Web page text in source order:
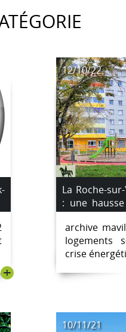
+
12/10/22
La Roche-
: une
locataires.
archive
logements
crise
10/11/21